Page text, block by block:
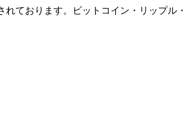
れております。ビットコイン・リップ